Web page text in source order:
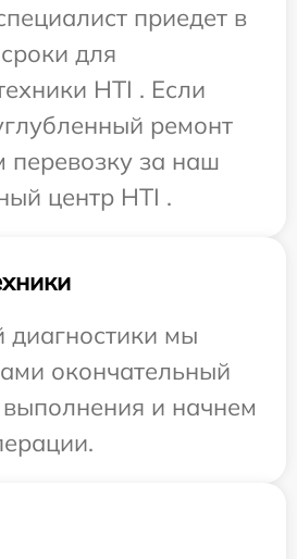
приедет в
для
HTI . Если
ремонт
перевозку за наш
центр HTI .
диагностики мы
окончательный
выполнения и начнем